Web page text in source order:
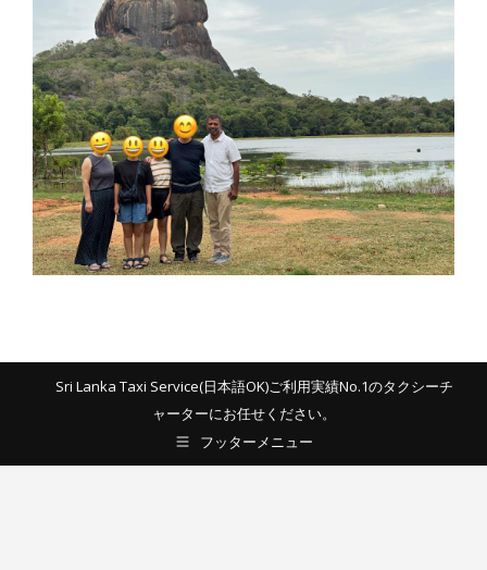
Sri Lanka Taxi Service(日本語OK)ご利用実績No.1のタクシーチ
ャーターにお任せください。
フッターメニュー